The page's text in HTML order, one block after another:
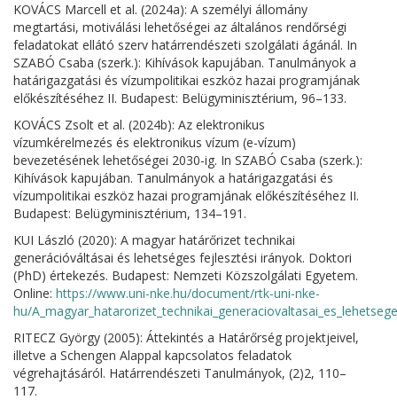
KOVÁCS Marcell et al. (2024a): A személyi állomány
megtartási, motiválási lehetőségei az általános rendőrségi
feladatokat ellátó szerv határrendészeti szolgálati ágánál. In
SZABÓ Csaba (szerk.): Kihívások kapujában. Tanulmányok a
határigazgatási és vízumpolitikai eszköz hazai programjának
előkészítéséhez II. Budapest: Belügyminisztérium, 96–133.
KOVÁCS Zsolt et al. (2024b): Az elektronikus
vízumkérelmezés és elektronikus vízum (e-vízum)
bevezetésének lehetőségei 2030-ig. In SZABÓ Csaba (szerk.):
Kihívások kapujában. Tanulmányok a határigazgatási és
vízumpolitikai eszköz hazai programjának előkészítéséhez II.
Budapest: Belügyminisztérium, 134–191.
KUI László (2020): A magyar határőrizet technikai
generációváltásai és lehetséges fejlesztési irányok. Doktori
(PhD) értekezés. Budapest: Nemzeti Közszolgálati Egyetem.
Online: https://www.uni-nke.hu/document/rtk-uni-nke-
hu/
RITECZ György (2005): Áttekintés a Határőrség projektjeivel,
illetve a Schengen Alappal kapcsolatos feladatok
végrehajtásáról. Határrendészeti Tanulmányok, (2)2, 110–
117.